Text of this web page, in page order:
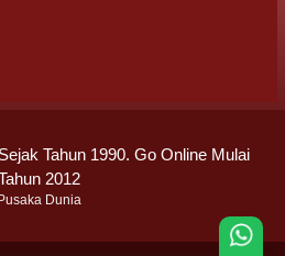
Tahun 1990. Go Online Mulai
2012
Pusaka Dunia